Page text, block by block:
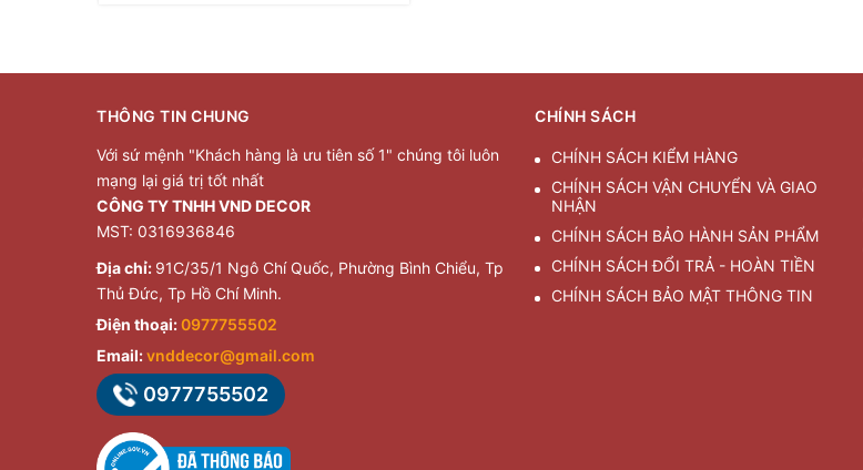
THÔNG TIN CHUNG
Với sứ mệnh "Khách hàng là ưu tiên số 1" chúng tôi luôn
mạng lại giá trị tốt nhất
CÔNG TY TNHH VND DECOR
MST: 0316936846
Địa chỉ: 91C/35/1 Ngô Chí Quốc, Phường Bình Chiểu, Tp
Thủ Đức, Tp Hồ Chí Minh.
Điện thoại: 0977755502
Email:vnddecor@gmail.com
0977755502
CHÍNH SÁCH
CHÍNH SÁCH KIỂM HÀNG
CHÍNH SÁCH VẬN CHUYỂN VÀ GIAO
NHẬN
CHÍNH SÁCH BẢO HÀNH SẢN PHẨM
CHÍNH SÁCH ĐỔI TRẢ - HOÀN TIỀN
CHÍNH SÁCH BẢO MẬT THÔNG TIN